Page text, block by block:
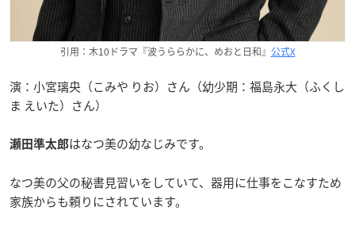
引用：木10ドラマ『波うららかに、めおと日和』 公式X
演：小宮璃央（こみや りお）さん（幼少期：福島永大（ふくし
ま えいた）さん）
瀬田準太郎はなつ美の幼なじみです。
なつ美の父の秘書見習いをしていて、器用に仕事をこなすため
家族からも頼りにされています。